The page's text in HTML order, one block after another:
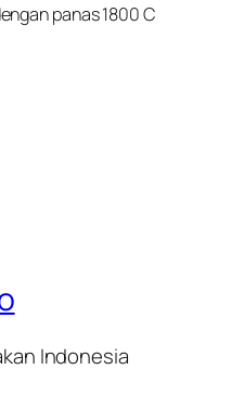
panas 1800 C
Indonesia